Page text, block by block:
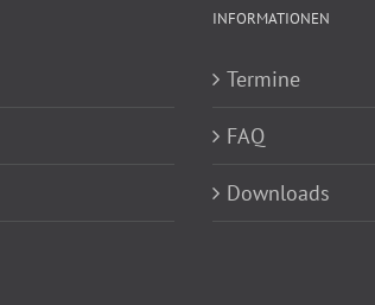
INFORMATIONEN
Termine
FAQ
Downloads